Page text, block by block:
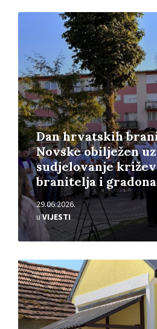
Dan hrvatskih
Novske obilježen uz
sudjelovanje
branitelja i
29.06.2026.
uVIJESTI
Pročitajte
Pročitajte
više